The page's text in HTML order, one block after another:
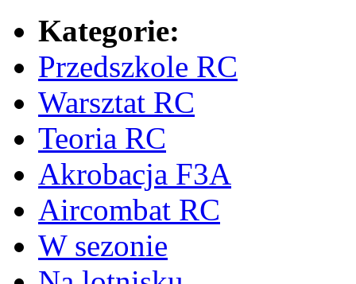
Kategorie:
Przedszkole RC
Warsztat RC
Teoria RC
Akrobacja F3A
Aircombat RC
W sezonie